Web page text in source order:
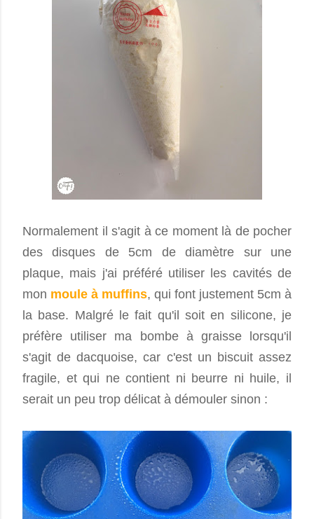
Normalement il s'agit à ce moment là de pocher
des disques de 5cm de diamètre sur une
plaque, mais j'ai préféré utiliser les cavités de
mon moule à muffins, qui font justement 5cm à
la base. Malgré le fait qu'il soit en silicone, je
préfère utiliser ma bombe à graisse lorsqu'il
s'agit de dacquoise, car c'est un biscuit assez
fragile, et qui ne contient ni beurre ni huile, il
serait un peu trop délicat à démouler sinon :